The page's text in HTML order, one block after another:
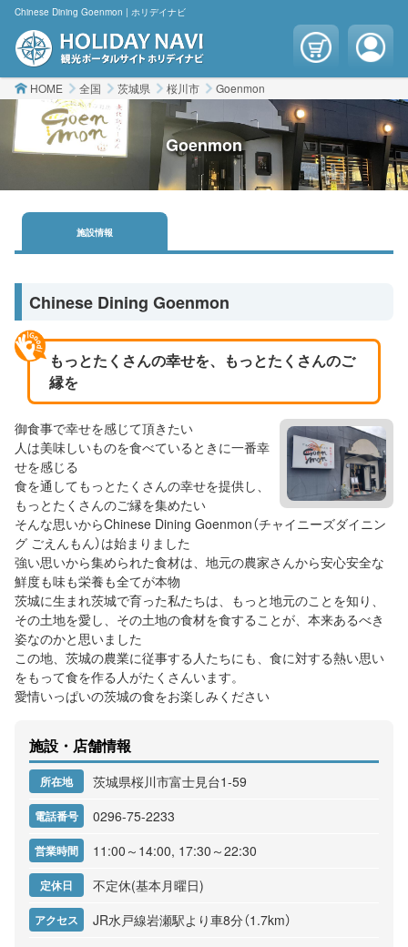
Chinese Dining Goenmon | ホリデイナビ
HOME 全国 茨城県 桜川市 Goenmon
Goenmon
施設情報
Chinese Dining Goenmon
もっとたくさんの幸せを、もっとたくさんのご
縁を
御食事で幸せを感じて頂きたい
人は美味しいものを食べているときに一番幸
せを感じる
食を通してもっとたくさんの幸せを提供し、
もっとたくさんのご縁を集めたい
そんな思いからChinese Dining Goenmon（チャイニーズダイニン
グ ごえんもん）は始まりました
強い思いから集められた食材は、地元の農家さんから安心安全な
鮮度も味も栄養も全てが本物
茨城に生まれ茨城で育った私たちは、もっと地元のことを知り、
その土地を愛し、その土地の食材を食することが、本来あるべき
姿なのかと思いました
この地、茨城の農業に従事する人たちにも、食に対する熱い思い
をもって食を作る人がたくさんいます。
愛情いっぱいの茨城の食をお楽しみください
施設・店舗情報
所在地 茨城県桜川市富士見台1‐59
電話番号 0296-75-2233
営業時間 11:00～14:00, 17:30～22:30
定休日 不定休(基本月曜日)
アクセス JR水戸線岩瀬駅より車8分（1.7km）